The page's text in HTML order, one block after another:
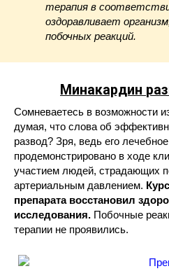
терапия в
оздоравливает
побочных реакций.
Минакардин
Сомневаетесь в возможности
думая, что слова об
развод? Зря, ведь его
продемонстрировано в ходе
участием людей, страдающих
артериальным давлением.
препарата восстановил
исследования. Побочные
терапии не проявились.